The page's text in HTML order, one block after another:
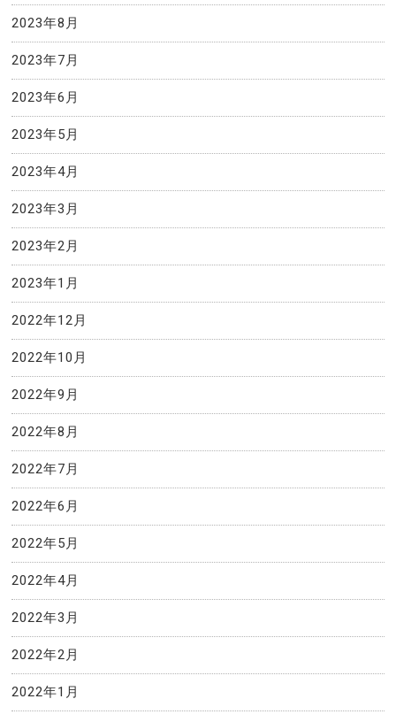
2023年8月
2023年7月
2023年6月
2023年5月
2023年4月
2023年3月
2023年2月
2023年1月
2022年12月
2022年10月
2022年9月
2022年8月
2022年7月
2022年6月
2022年5月
2022年4月
2022年3月
2022年2月
2022年1月